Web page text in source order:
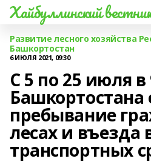
Хайбуллинский
Развитие лесного хозяйства
Башкортостан
6 ИЮЛЯ 2021, 09:30
С 5 по 25 июля
Башкортостана
пребывание
лесах и въезда
транспортных